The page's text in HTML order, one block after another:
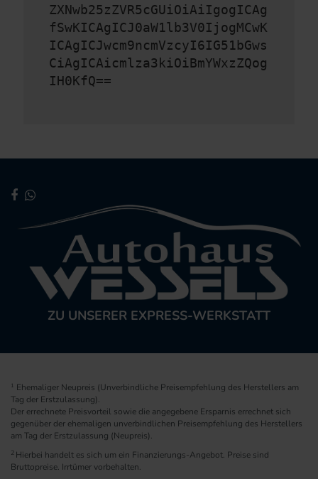
ZXNwb25zZVR5cGUiOiAiIgogICAg
fSwKICAgICJ0aW1lb3V0IjogMCwK
ICAgICJwcm9ncmVzcyI6IG51bGws
CiAgICAicmlza3kiOiBmYWxzZQog
IH0KfQ==
ZU UNSERER EXPRESS-WERKSTATT
1 Ehemaliger Neupreis (Unverbindliche Preisempfehlung des Herstellers am
Tag der Erstzulassung).
Der errechnete Preisvorteil sowie die angegebene Ersparnis errechnet sich
gegenüber der ehemaligen unverbindlichen Preisempfehlung des Herstellers
am Tag der Erstzulassung (Neupreis).
2 Hierbei handelt es sich um ein Finanzierungs-Angebot. Preise sind
Bruttopreise. Irrtümer vorbehalten.